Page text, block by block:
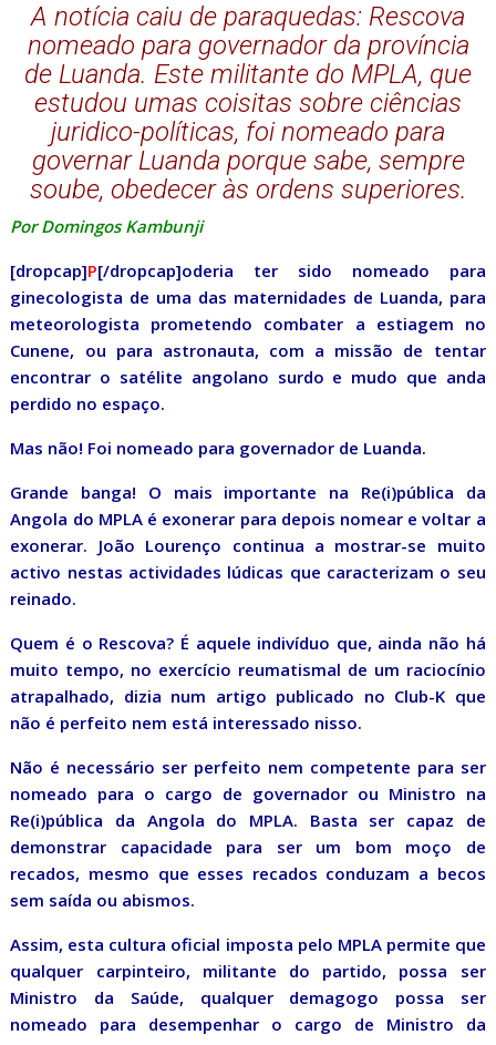
A notícia caiu de paraquedas: Rescova
nomeado para governador da província
de Luanda. Este militante do MPLA, que
estudou umas coisitas sobre ciências
juridico-políticas, foi nomeado para
governar Luanda porque sabe, sempre
soube, obedecer às ordens superiores.
Por Domingos Kambunji
[dropcap]P[/dropcap]oderia ter sido nomeado para
ginecologista de uma das maternidades de Luanda, para
meteorologista prometendo combater a estiagem no
Cunene, ou para astronauta, com a missão de tentar
encontrar o satélite angolano surdo e mudo que anda
perdido no espaço.
Mas não! Foi nomeado para governador de Luanda.
Grande banga! O mais importante na Re(i)pública da
Angola do MPLA é exonerar para depois nomear e voltar a
exonerar. João Lourenço continua a mostrar-se muito
activo nestas actividades lúdicas que caracterizam o seu
reinado.
Quem é o Rescova? É aquele indivíduo que, ainda não há
muito tempo, no exercício reumatismal de um raciocínio
atrapalhado, dizia num artigo publicado no Club-K que
não é perfeito nem está interessado nisso.
Não é necessário ser perfeito nem competente para ser
nomeado para o cargo de governador ou Ministro na
Re(i)pública da Angola do MPLA. Basta ser capaz de
demonstrar capacidade para ser um bom moço de
recados, mesmo que esses recados conduzam a becos
sem saída ou abismos.
Assim, esta cultura oficial imposta pelo MPLA permite que
qualquer carpinteiro, militante do partido, possa ser
Ministro da Saúde, qualquer demagogo possa ser
nomeado para desempenhar o cargo de Ministro da